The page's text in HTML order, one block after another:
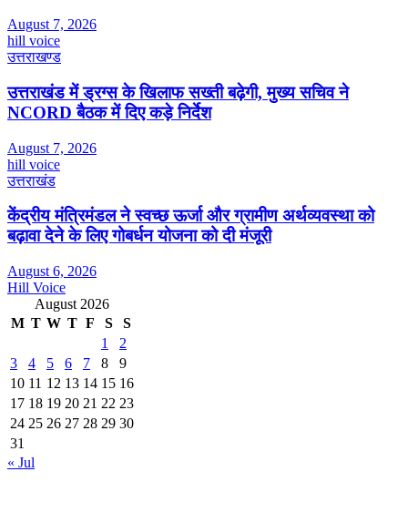
August 7, 2026
hill voice
उत्तराखण्ड
उत्तराखंड में ड्रग्स के खिलाफ सख्ती बढ़ेगी, मुख्य सचिव ने
NCORD बैठक में दिए कड़े निर्देश
August 7, 2026
hill voice
उत्तराखंड
केंद्रीय मंत्रिमंडल ने स्वच्छ ऊर्जा और ग्रामीण अर्थव्यवस्था को
बढ़ावा देने के लिए गोबर्धन योजना को दी मंजूरी
August 6, 2026
Hill Voice
August 2026
M T W T F S
S
1
2
3
4 5 6 7 8
9
10 11 12 13 14 15 16
17 18 19 20 21 22 23
24 25 26 27 28 29 30
31
« Jul